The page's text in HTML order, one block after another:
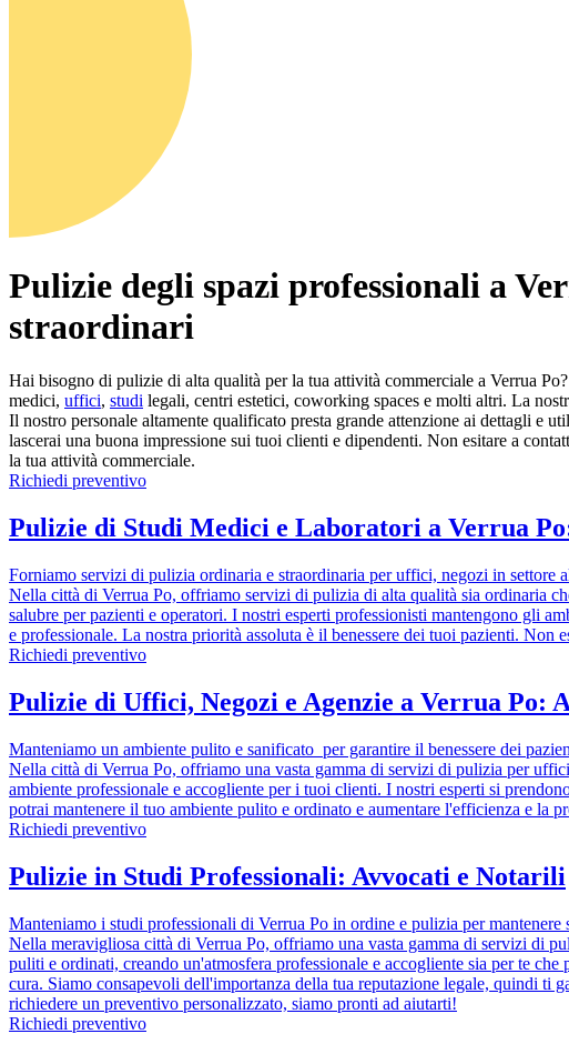
Pulizie degli spazi professionali a
straordinari
Hai bisogno di pulizie di alta qualità per la tua attività commerciale a Verrua
medici, uffici, studi legali, centri estetici, coworking spaces e molti altri. La
Il nostro personale altamente qualificato presta grande attenzione ai dettagli e
lascerai una buona impressione sui tuoi clienti e dipendenti. Non esitare a
la tua attività commerciale.
Richiedi preventivo
Pulizie di Studi Medici e Laboratori a Verrua
Forniamo servizi di pulizia ordinaria e straordinaria per uffici, negozi in settore
Nella città di Verrua Po, offriamo servizi di pulizia di alta qualità sia ordinaria
salubre per pazienti e operatori. I nostri esperti professionisti mantengono gli
e professionale. La nostra priorità assoluta è il benessere dei tuoi pazienti.
Richiedi preventivo
Pulizie di Uffici, Negozi e Agenzie a Verrua Po:
Manteniamo un ambiente pulito e sanificato per garantire il benessere dei
Nella città di Verrua Po, offriamo una vasta gamma di servizi di pulizia per
ambiente professionale e accogliente per i tuoi clienti. I nostri esperti si
potrai mantenere il tuo ambiente pulito e ordinato e aumentare l'efficienza e la
Richiedi preventivo
Pulizie in Studi Professionali: Avvocati e Notarili
Manteniamo i studi professionali di Verrua Po in ordine e pulizia per
Nella meravigliosa città di Verrua Po, offriamo una vasta gamma di servizi di
puliti e ordinati, creando un'atmosfera professionale e accogliente sia per te
cura. Siamo consapevoli dell'importanza della tua reputazione legale, quindi ti
richiedere un preventivo personalizzato, siamo pronti ad aiutarti!
Richiedi preventivo